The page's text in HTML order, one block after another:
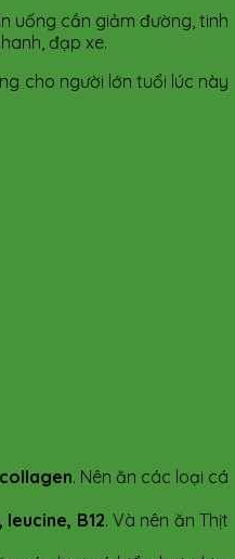
uống cần giảm đường, tinh
đạp xe.
cho người lớn tuổi lúc này
. Nên ăn các loại cá
B12. Và nên ăn Thịt